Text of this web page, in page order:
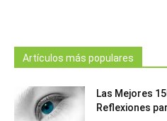
Artículos más populares
Las Mejores
Reflexiones